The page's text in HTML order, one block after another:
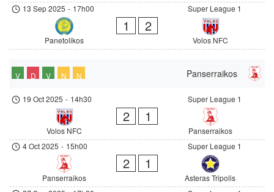
Super League 1
13 Sep 2025 - 17h00
Panetolikos
1 2
Volos NFC
Panserraikos
V D V N N
Super League 1
19 Oct 2025 - 14h30
Volos NFC
2 1
Panserraikos
Super League 1
4 Oct 2025 - 15h00
Panserraikos
2 1
Asteras Tripolis